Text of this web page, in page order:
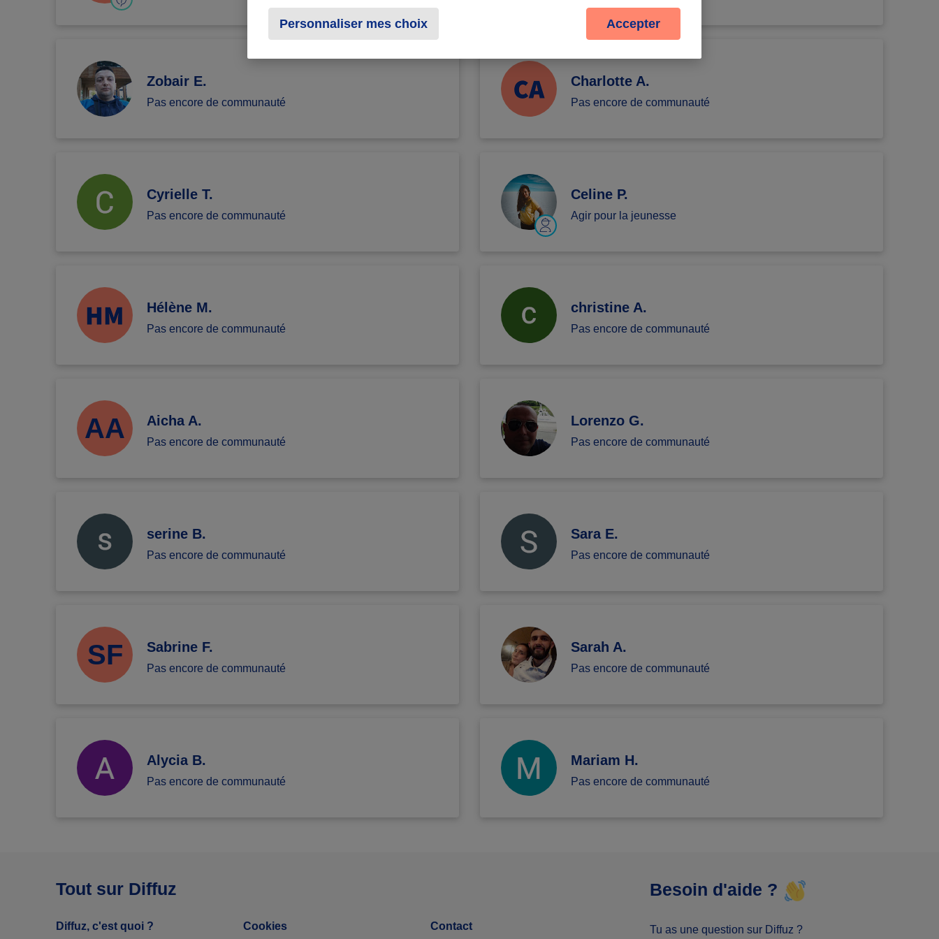
Zobair E.
Pas encore de communauté
Charlotte A.
Pas encore de communauté
Cyrielle T.
Pas encore de communauté
Celine P.
Agir pour la jeunesse
Hélène M.
Pas encore de communauté
christine A.
Pas encore de communauté
AA Aicha A.
Pas encore de communauté
Lorenzo G.
Pas encore de communauté
serine B.
Pas encore de communauté
Sara E.
Pas encore de communauté
SF Sabrine F.
Pas encore de communauté
Sarah A.
Pas encore de communauté
Alycia B.
Pas encore de communauté
Mariam H.
Pas encore de communauté
Tout sur Diffuz
Diffuz, c'est quoi ? Cookies Contact
Besoin d'aide ?
Tu as une question sur Diffuz ?
Personnaliser mes choix Accepter